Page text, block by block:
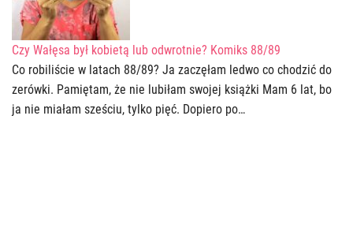
Czy Wałęsa był kobietą lub odwrotnie? Komiks 88/89
Co robiliście w latach 88/89? Ja zaczęłam ledwo co chodzić do
zerówki. Pamiętam, że nie lubiłam swojej książki Mam 6 lat, bo
ja nie miałam sześciu, tylko pięć. Dopiero po…